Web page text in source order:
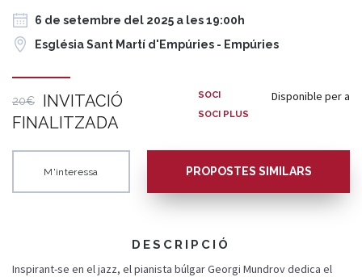
6 de setembre del 2025 a les 19:00h
Església Sant Martí d'Empúries - Empúries
20€
INVITACIÓ
FINALITZADA
Disponible per a
SOCI
SOCI PLUS
M'interessa PROPOSTES SIMILARS
DESCRIPCIÓ
Inspirant-se en el jazz, el pianista búlgar Georgi Mundrov dedica el